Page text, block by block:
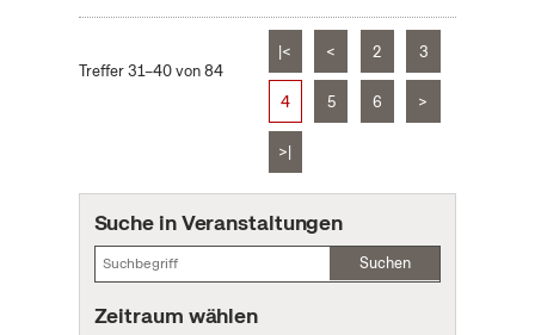
Treffer 31–40 von 84
|< < 2 3
4 5 6 >
>|
Suche in Veranstaltungen
Suchen
Zeitraum wählen